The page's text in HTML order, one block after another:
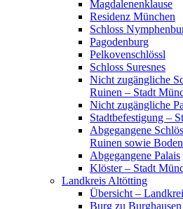
Magdalenenklause
Residenz München
Schloss
Pagodenburg
Pelkovenschlössl
Schloss Suresnes
Nicht zugängliche
Ruinen – Stadt
Nicht zugängliche
Stadtbefestigung –
Abgegangene
Ruinen sowie
Abgegangene Palais
Klöster – Stadt
Landkreis Altötting
Übersicht –
Burg zu Burghausen